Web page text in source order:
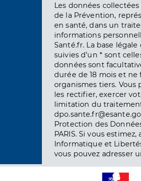
Les données
de la Prévention,
en santé, dans un
informations
Santé.fr. La base
suivies d’un * sont
données sont
durée de 18 mois et ne
organismes tiers. Vous
les rectifier, exercer
limitation du
Protection des
PARIS. Si vous
Informatique et
vous pouvez adresser